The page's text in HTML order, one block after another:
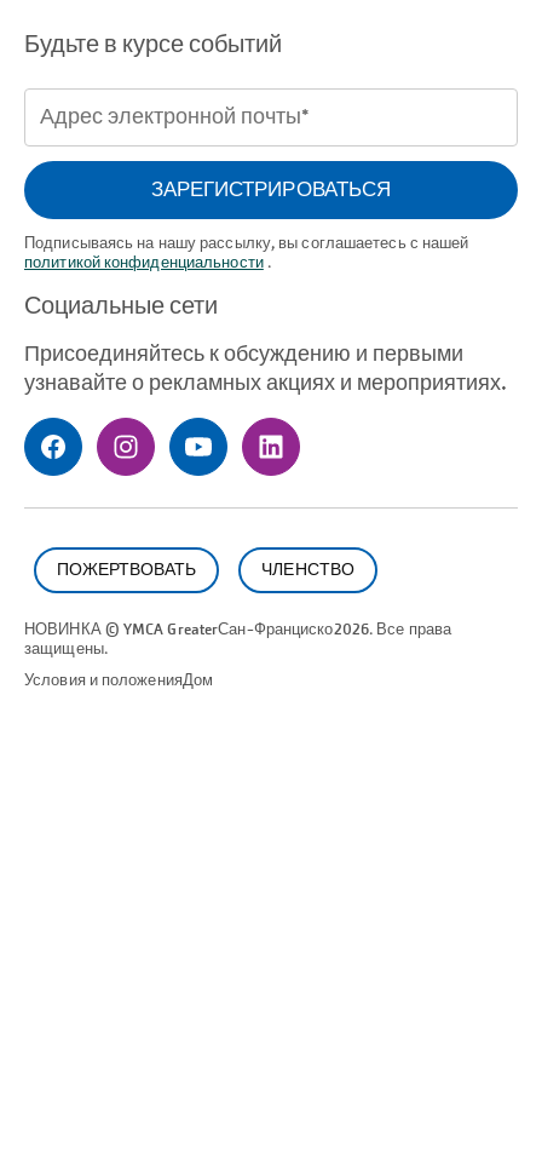
Будьте в курсе событий
электронной
почты
(Необходимый)ЗАРЕГИСТРИРОВАТЬСЯ
Подписываясь на нашу рассылку, вы соглашаетесь с нашей
политикой конфиденциальности.
Социальные сети
Присоединяйтесь к обсуждению и первыми
узнавайте о рекламных акциях и мероприятиях.
ПОЖЕРТВОВАТЬ ЧЛЕНСТВО
НОВИНКА © YMCA GreaterСан-Франциско2026. Все права
защищены.
Условия и положенияДом